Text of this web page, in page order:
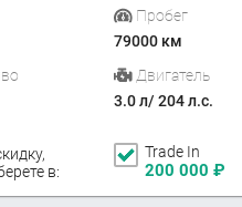
Пробег
79000 км
Двигатель
3.0 л/ 204 л.с.
в:
Trade In
200 000 ₽